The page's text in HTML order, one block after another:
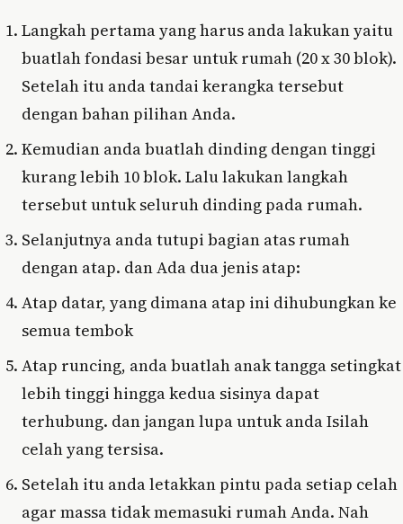
Langkah pertama yang harus anda lakukan yaitu
buatlah fondasi besar untuk rumah (20 x 30 blok).
Setelah itu anda tandai kerangka tersebut
dengan bahan pilihan Anda.
Kemudian anda buatlah dinding dengan tinggi
kurang lebih 10 blok. Lalu lakukan langkah
tersebut untuk seluruh dinding pada rumah.
Selanjutnya anda tutupi bagian atas rumah
dengan atap. dan Ada dua jenis atap:
Atap datar, yang dimana atap ini dihubungkan ke
semua tembok
Atap runcing, anda buatlah anak tangga setingkat
lebih tinggi hingga kedua sisinya dapat
terhubung. dan jangan lupa untuk anda Isilah
celah yang tersisa.
Setelah itu anda letakkan pintu pada setiap celah
agar massa tidak memasuki rumah Anda. Nah